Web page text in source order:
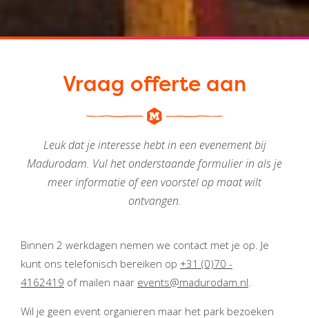
Vraag offerte aan
Leuk dat je interesse hebt in een evenement bij
Madurodam. Vul het onderstaande formulier in als je
meer informatie of een voorstel op maat wilt
ontvangen.
Binnen 2 werkdagen nemen we contact met je op. Je
kunt ons telefonisch bereiken op +31 (0)70 -
4162419 of mailen naar events@madurodam.nl.
Wil je geen event organieren maar het park bezoeken